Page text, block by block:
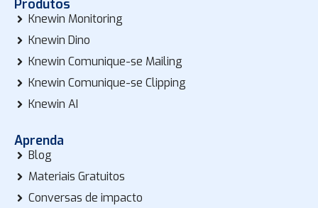
Produtos
Knewin Monitoring
Knewin Dino
Knewin Comunique-se Mailing
Knewin Comunique-se Clipping
Knewin AI
Aprenda
Blog
Materiais Gratuitos
Conversas de impacto